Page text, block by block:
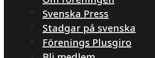
Svenska Press
Stadgar på svenska
Förenings Plusgiro